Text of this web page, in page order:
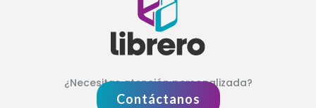
¿Necesitas atención personalizada?
Contáctanos